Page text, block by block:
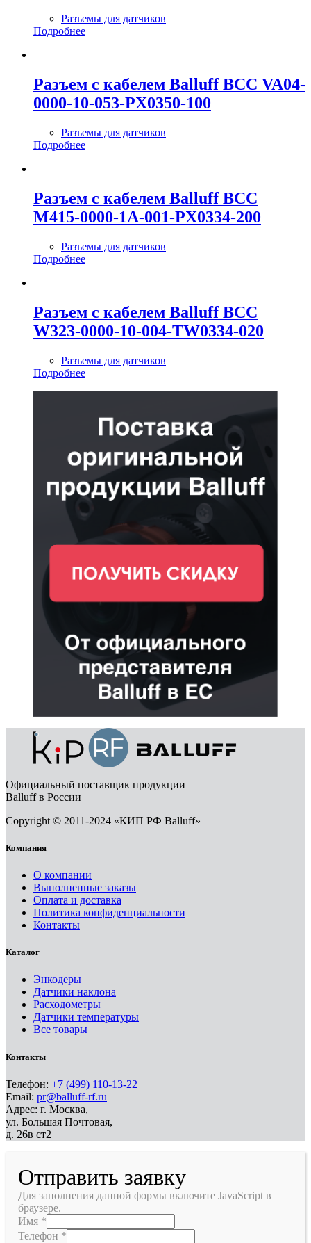
Разъемы для датчиков
Подробнее
Разъем с кабелем Balluff BCC VA04-
0000-10-053-PX0350-100
Разъемы для датчиков
Подробнее
Разъем с кабелем Balluff BCC
M415-0000-1A-001-PX0334-200
Разъемы для датчиков
Подробнее
Разъем с кабелем Balluff BCC
W323-0000-10-004-TW0334-020
Разъемы для датчиков
Подробнее
Официальный поставщик продукции
Balluff в России
Copyright © 2011-2024 «КИП РФ Balluff»
Компания
О компании
Выполненные заказы
Оплата и доставка
Политика конфиденциальности
Контакты
Каталог
Энкодеры
Датчики наклона
Расходометры
Датчики температуры
Все товары
Контакты
Телефон: +7 (499) 110-13-22
Email: pr@balluff-rf.ru
Адрес: г. Москва,
ул. Большая Почтовая,
д. 26в ст2
Отправить заявку
Для заполнения данной формы включите JavaScript в
браузере.
Имя *
Телефон *